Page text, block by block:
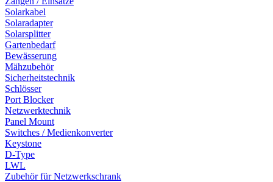
Solarkabel
Solaradapter
Solarsplitter
Gartenbedarf
Bewässerung
Mähzubehör
Sicherheitstechnik
Schlösser
Port Blocker
Netzwerktechnik
Panel Mount
Switches / Medienkonverter
Keystone
D-Type
LWL
Zubehör für Netzwerkschrank